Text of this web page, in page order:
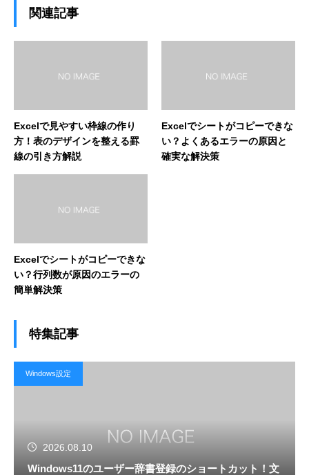
関連記事
Excelで見やすい枠線の作り
方！表のデザインを整える罫
線の引き方解説
Excelでシートがコピーできな
い？よくあるエラーの原因と
確実な解決策
Excelでシートがコピーできな
い？行列数が原因のエラーの
簡単解決策
特集記事
Windows設定
2026.08.10
Windows11のユーザー辞書登録のショートカット！文